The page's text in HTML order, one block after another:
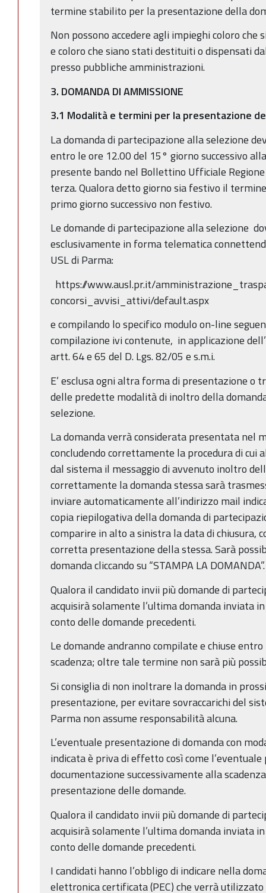
termine stabilito per la presentazione della
Non possono accedere agli impieghi coloro
e coloro che siano stati destituiti o dispensati
presso pubbliche amministrazioni.
3. DOMANDA DI AMMISSIONE
3.1 Modalità e termini per la presentazione
La domanda di partecipazione alla selezione
entro le ore 12.00 del 15° giorno successivo
presente bando nel Bollettino Ufficiale
terza. Qualora detto giorno sia festivo il
primo giorno successivo non festivo.
Le domande di partecipazione alla selezione
esclusivamente in forma telematica
USL di Parma:
https://www.ausl.pr.it/
concorsi_avvisi_attivi/default.aspx
e compilando lo specifico modulo on-line
compilazione ivi contenute, in applicazione
artt. 64 e 65 del D. Lgs. 82/05 e s.m.i.
E’ esclusa ogni altra forma di presentazione o
delle predette modalità di inoltro della
selezione.
La domanda verrà considerata presentata nel
concludendo correttamente la procedura di cui
dal sistema il messaggio di avvenuto inoltro
correttamente la domanda stessa sarà
inviare automaticamente all’indirizzo mail
copia riepilogativa della domanda di
comparire in alto a sinistra la data di chiusura,
corretta presentazione della stessa. Sarà
domanda cliccando su “STAMPA LA DOMANDA”.
Qualora il candidato invii più domande di
acquisirà solamente l’ultima domanda inviata
conto delle domande precedenti.
Le domande andranno compilate e chiuse
scadenza; oltre tale termine non sarà più
Si consiglia di non inoltrare la domanda in
presentazione, per evitare sovraccarichi del
Parma non assume responsabilità alcuna.
L’eventuale presentazione di domanda con
indicata è priva di effetto così come
documentazione successivamente alla
presentazione delle domande.
Qualora il candidato invii più domande di
acquisirà solamente l’ultima domanda inviata
conto delle domande precedenti.
I candidati hanno l’obbligo di indicare nella
elettronica certificata (PEC) che verrà utilizzato